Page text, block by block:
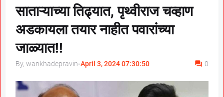
साताऱ्याच्या तिढ्यात, पृथ्वीराज चव्हाण
अडकायला तयार नाहीत पवारांच्या
जाळ्यात!!
By, wankhadepravin-April 3, 2024 07:30:50 0